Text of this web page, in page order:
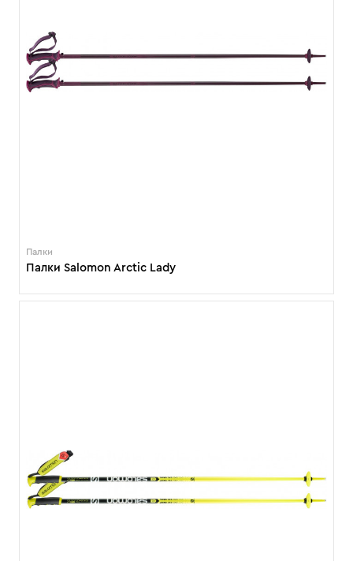
Палки
Палки Salomon Arctic Lady